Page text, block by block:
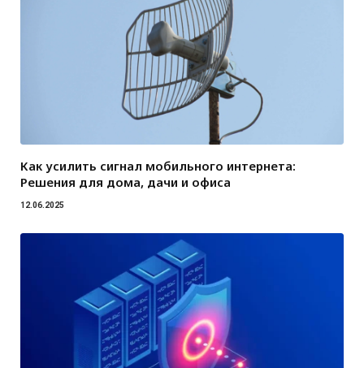
Как усилить сигнал мобильного интернета:
Решения для дома, дачи и офиса
12.06.2025